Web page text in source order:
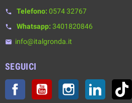
phone Telefono: 0574 32767
phone Whatsapp: 3401820846
email info@italgronda.it
SEGUICI
Facebook YouTube Instagram LinkedIn